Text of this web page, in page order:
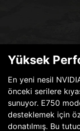
Yüksek
En yeni nesil
önceki serilere
sunuyor. E750
desteklemek için
donatılmış. Bu